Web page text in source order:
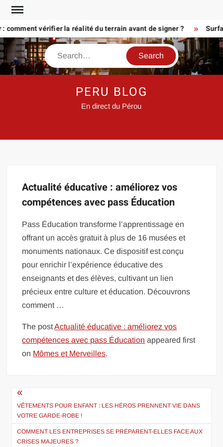
Skip
content
comment vérifier la réalité du terrain avant de signer ?
Search
PERU BLOG
En direct du Pérou
Actualité éducative : améliorez vos
compétences avec pass Éducation
Pass Éducation transforme l’apprentissage en
offrant un accès gratuit à plus de 16 musées et
monuments nationaux. Ce dispositif est conçu
pour enrichir l’expérience éducative des
enseignants et des élèves, cultivant un lien
précieux entre culture et éducation. Découvrons
comment …
The postActualité éducative : améliorez vos
compétences avec pass Éducation appeared first
on Mômes et Merveilles.
Navigation
de
l’article
VÊTEMENTS POUR ENFANT : LES HÉROS PRENNENT VIE DANS
VOTRE GARDE-ROBE !
COMMENT LES ENTREPRISES SE PRÉPARENT-ELLES FACE AUX
CRISES MAJEURES ?